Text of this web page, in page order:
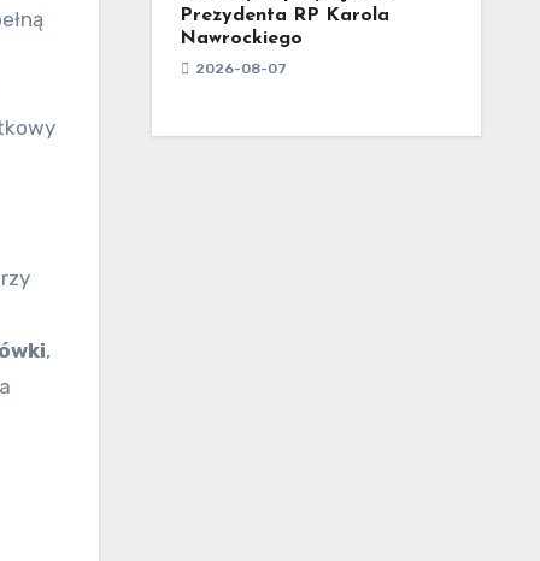
,
Prezydenta RP Karola
Nawrockiego
2026-08-07